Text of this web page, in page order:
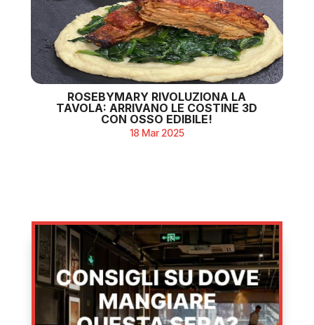
ROSEBYMARY RIVOLUZIONA LA
TAVOLA: ARRIVANO LE COSTINE 3D
CON OSSO EDIBILE!
18 Mar 2025